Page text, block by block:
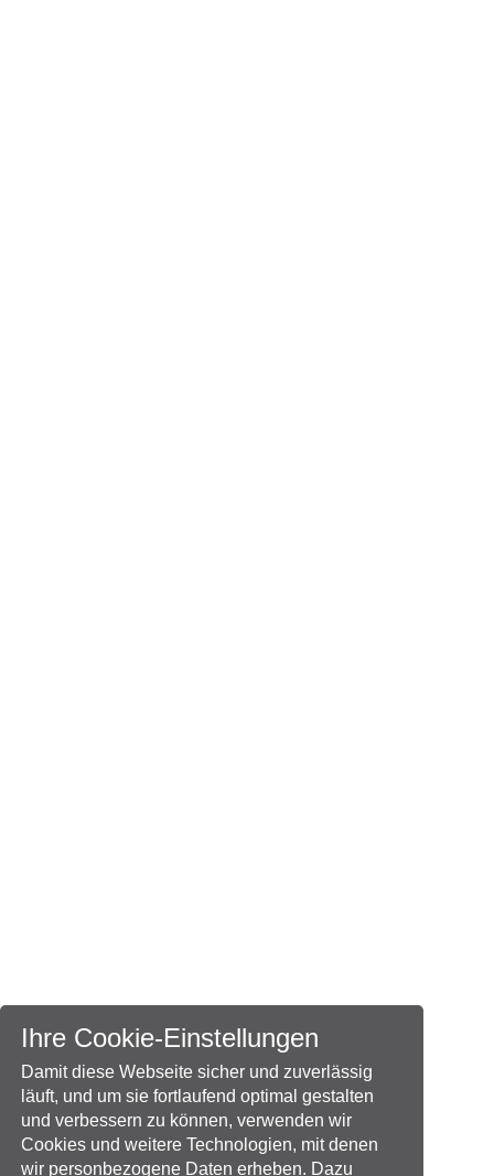
Ihre Cookie-Einstellungen
Damit diese Webseite sicher und zuverlässig
läuft, und um sie fortlaufend optimal gestalten
und verbessern zu können, verwenden wir
Cookies und weitere Technologien, mit denen
wir personbezogene Daten erheben. Dazu